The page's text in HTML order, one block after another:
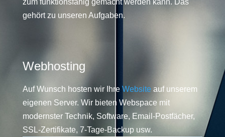
gehört zu unseren Aufgaben.
Webhosting
Auf Wunsch hosten wir Ihre Website auf unserem
eigenen Server. Wir bieten Webspace mit
modernster Technik, Software, Email-Postfächer,
SSL-Zertifikate, 7-Tage-Backup usw.